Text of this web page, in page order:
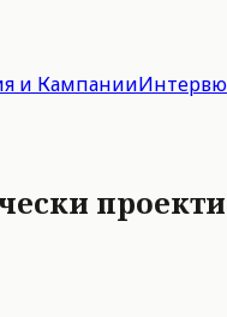
и Кампании